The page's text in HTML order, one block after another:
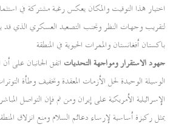
اختيار هذا التوقيت والمكان يعكس رغبة مشتركة في
لتقريب وجهات النظر وتجنب التصعيد العسكري الذي
باكستان أفغانستان والممرات الحيوية في المنطقة
جهود الاستقرار ومواجهة التحدياتاتفق الجانبان على
الوسيلة الوحيدة لحل الأزمات المعقدة وتخفيف وطأة
الإسرائيلية الأمريكية على إيران ومن ثم فإن التواصل
يمثل ركيزة أساسية لإرساء دعائم السلام ومنع انزلاق